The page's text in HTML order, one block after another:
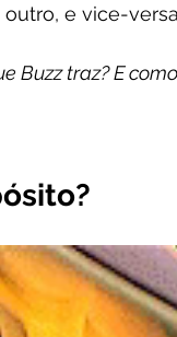
e vice-
Buzz traz? E